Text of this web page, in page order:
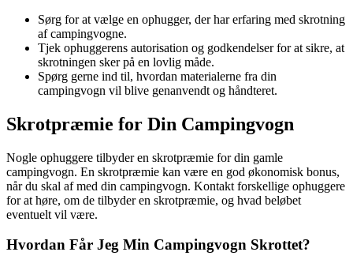
Sørg for at vælge en ophugger, der har erfaring med skrotning
af campingvogne.
Tjek ophuggerens autorisation og godkendelser for at sikre, at
skrotningen sker på en lovlig måde.
Spørg gerne ind til, hvordan materialerne fra din
campingvogn vil blive genanvendt og håndteret.
Skrotpræmie for Din Campingvogn
Nogle ophuggere tilbyder en skrotpræmie for din gamle
campingvogn. En skrotpræmie kan være en god økonomisk bonus,
når du skal af med din campingvogn. Kontakt forskellige ophuggere
for at høre, om de tilbyder en skrotpræmie, og hvad beløbet
eventuelt vil være.
Hvordan Får Jeg Min Campingvogn Skrottet?